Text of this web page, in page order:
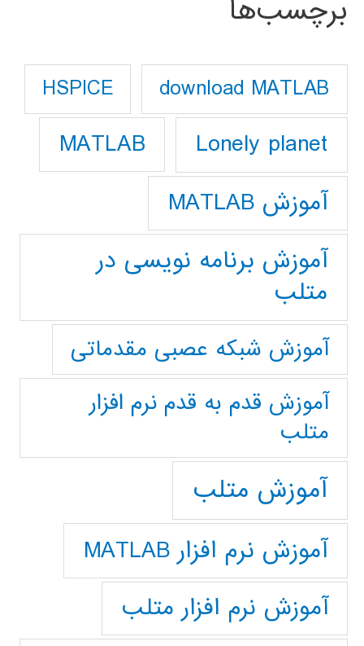
برچسب‌ها
download MATLAB
HSPICE
Lonely planet
MATLAB
آموزش MATLAB
آموزش برنامه نویسی در
متلب
آموزش شبکه عصبی مقدماتی
آموزش قدم به قدم نرم افزار
متلب
آموزش متلب
آموزش نرم افزار MATLAB
آموزش نرم افزار متلب